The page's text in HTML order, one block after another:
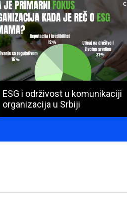
ESG i održivost u komunikaciji
organizacija u Srbiji